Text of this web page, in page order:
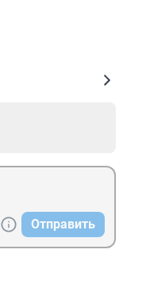
Отправить